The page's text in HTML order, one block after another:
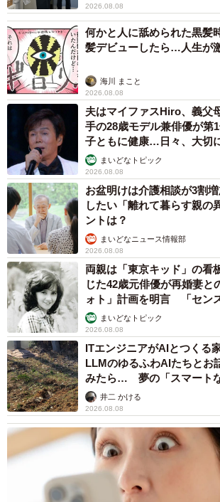
眠るつるちゃん、まつ毛が長いですね (画像提供
さん)
2026.08.08
何かと人に舐められた黒
髪デビューしたら…人生が
海川 まこと
2026.08.08
夫はマイファスHiro、義父
手の28歳モデル兼俳優が第
子ともに健康…日々、大切
まいどなトピック
2026.08.08
お盆明けは介護相談が3割
したい「離れて暮らす親の
ントは？
まいどなニュース情報部
2026.08.08
両親は「東京キッド」の
じた42歳元俳優が再婚妻と
ォト」計画を明言 「セン
む」まいどなトピック
2026.08.08
ITエンジニアがAIとつく
LLMのゆるふわAIたちとお
みたら… 夢の「スマート
るか井二 かける
2026.08.08